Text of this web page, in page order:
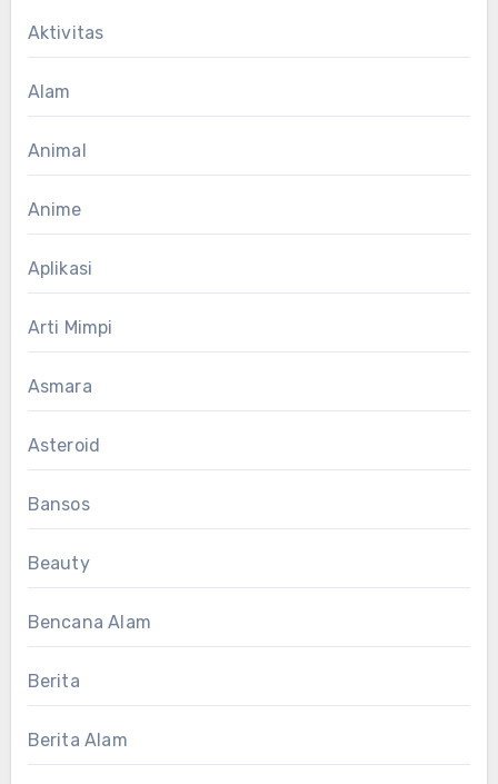
Aktivitas
Alam
Animal
Anime
Aplikasi
Arti Mimpi
Asmara
Asteroid
Bansos
Beauty
Bencana Alam
Berita
Berita Alam